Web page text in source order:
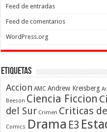
Feed de entradas
Feed de comentarios
WordPress.org
Etiquetas
Accion AMC Andrew Kreisberg
Beeson Ciencia Ficcion
del Sur Crimen Criticas
Comics Drama E3